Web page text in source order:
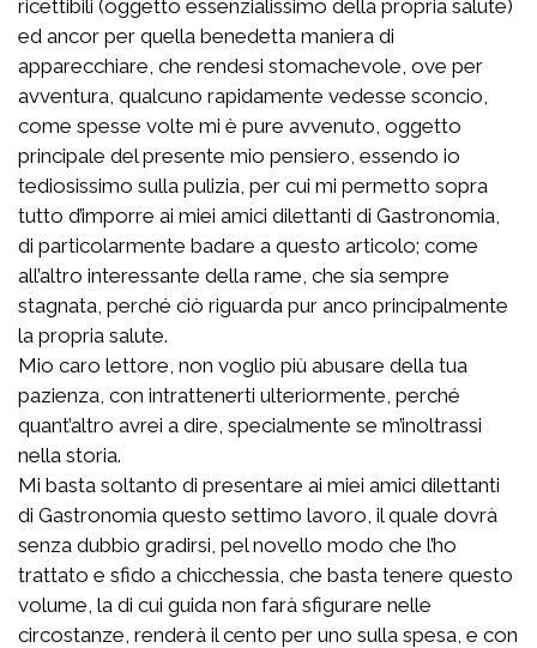
ricettibili (oggetto essenzialissimo della propria salute)
ed ancor per quella benedetta maniera di
apparecchiare, che rendesi stomachevole, ove per
avventura, qualcuno rapidamente vedesse sconcio,
come spesse volte mi è pure avvenuto, oggetto
principale del presente mio pensiero, essendo io
tediosissimo sulla pulizia, per cui mi permetto sopra
tutto d’imporre ai miei amici dilettanti di Gastronomia,
di particolarmente badare a questo articolo; come
all’altro interessante della rame, che sia sempre
stagnata, perché ciò riguarda pur anco principalmente
la propria salute.
Mio caro lettore, non voglio più abusare della tua
pazienza, con intrattenerti ulteriormente, perché
quant’altro avrei a dire, specialmente se m’inoltrassi
nella storia.
Mi basta soltanto di presentare ai miei amici dilettanti
di Gastronomia questo settimo lavoro, il quale dovrà
senza dubbio gradirsi, pel novello modo che l’ho
trattato e sfido a chicchessia, che basta tenere questo
volume, la di cui guida non farà sfigurare nelle
circostanze, renderà il cento per uno sulla spesa, e con